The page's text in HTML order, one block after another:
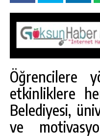
Öğrencilere
etkinliklere
Belediyesi,
ve